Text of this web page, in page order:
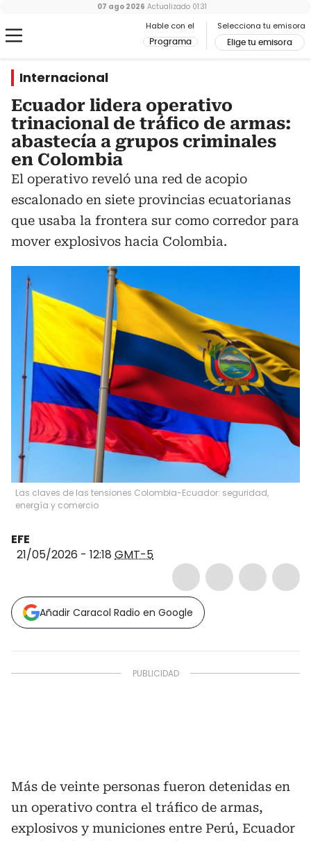
Hable con el
Programa
Selecciona tu emisora
Elige tu emisora
07 ago 2026 Actualizado 01:31
Internacional
Ecuador lidera operativo
trinacional de tráfico de armas:
abastecía a grupos criminales
en Colombia
El operativo reveló una red de acopio
escalonado en siete provincias ecuatorianas
que usaba la frontera sur como corredor para
mover explosivos hacia Colombia.
Las claves de las tensiones Colombia-Ecuador: seguridad,
energía y comercio
EFE
21/05/2026 - 12:18 GMT-5
Añadir Caracol Radio en Google
Más de veinte personas fueron detenidas en
un operativo contra el tráfico de armas,
explosivos y municiones entre Perú, Ecuador